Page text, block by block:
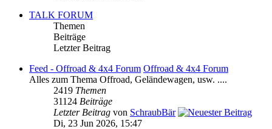
TALK FORUM
Themen
Beiträge
Letzter Beitrag
Feed - Offroad & 4x4 Forum Offroad & 4x4 Forum
Alles zum Thema Offroad, Geländewagen, usw. ....
2419 Themen
31124 Beiträge
Letzter Beitrag von SchraubBär
Di, 23 Jun 2026, 15:47